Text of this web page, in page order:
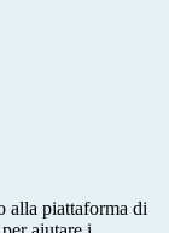
alla piattaforma di